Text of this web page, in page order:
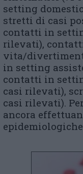
setting
stretti di casi
contatti in
rilevati),
vita/
in setting
contatti in
casi rilevati),
casi rilevati).
ancora